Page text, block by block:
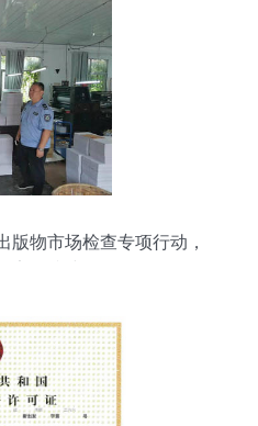
版物市场检查专项行动，